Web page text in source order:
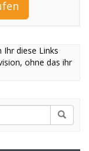
Ihr diese Links
ohne das ihr